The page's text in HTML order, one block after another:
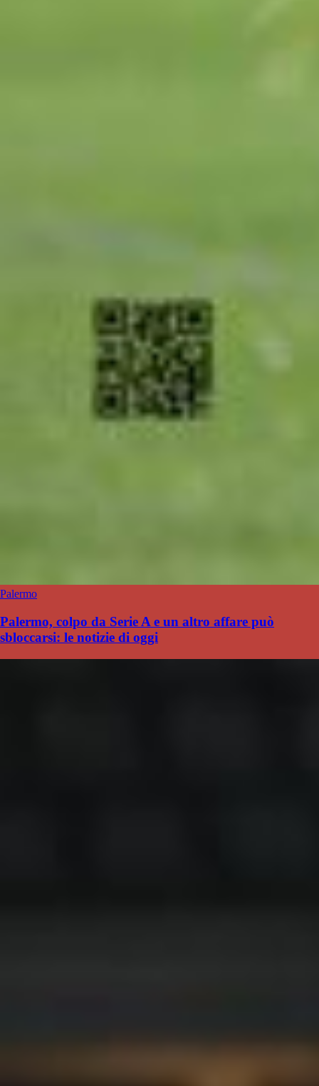
Palermo
Palermo, colpo da Serie A e un altro affare può
sbloccarsi: le notizie di oggi